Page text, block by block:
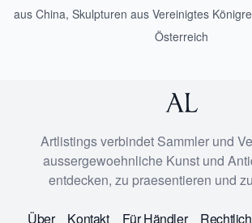
aus China, Skulpturen aus Vereinigtes
Österreich
Artlistings verbindet Sammler und
aussergewoehnliche Kunst und
entdecken, zu praesentieren und
Über Kontakt Für Händler